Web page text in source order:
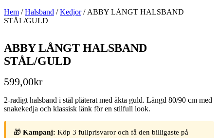
Hem /Halsband /Kedjor/ ABBY LÅNGT HALSBAND
STÅL/GULD
ABBY LÅNGT HALSBAND
STÅL/GULD
599,00kr
2-radigt halsband i stål pläterat med äkta guld. Längd 80/90 cm med
snakekedja och klassisk länk för en stilfull look.
🎁 Kampanj: Köp 3 fullprisvaror och få den billigaste på